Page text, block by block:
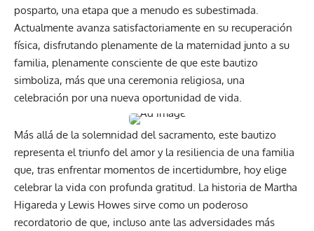
posparto, una etapa que a menudo es subestimada.
Actualmente avanza satisfactoriamente en su recuperación
física, disfrutando plenamente de la maternidad junto a su
familia, plenamente consciente de que este bautizo
simboliza, más que una ceremonia religiosa, una
celebración por una nueva oportunidad de vida.
Más allá de la solemnidad del sacramento, este bautizo
representa el triunfo del amor y la resiliencia de una familia
que, tras enfrentar momentos de incertidumbre, hoy elige
celebrar la vida con profunda gratitud. La historia de Martha
Higareda y Lewis Howes sirve como un poderoso
recordatorio de que, incluso ante las adversidades más